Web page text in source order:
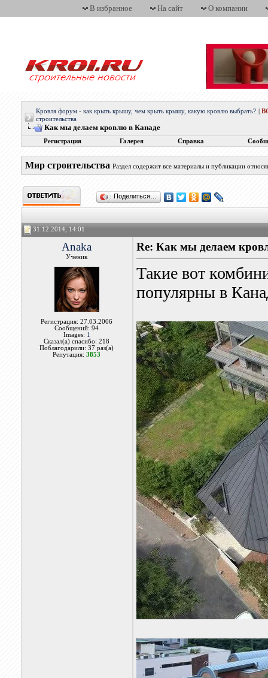
В избранное На сайт О компании
Кровля форум - как крыть крышу, чем крыть крышу, какую кровлю выбрать?
строительства
Как мы делаем кровлю в Канаде
Регистрация Галерея Справка
Мир строительства Раздел содержит все материалы и публикации
Поделиться…
31.12.2014, 14:01
Anaka
Ученик
Регистрация: 27.03.2006
Сообщений: 94
Images: 1
Сказал(а) спасибо: 218
Поблагодарили: 37 раз(а)
Репутация:3853
Re: Как мы делаем
Такие вот
популярны в